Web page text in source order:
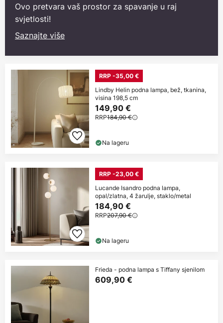
Ovo pretvara vaš prostor za spavanje u raj
svjetlosti!
Saznajte više
RRP -35,00 €
Lindby Helin podna lampa, bež, tkanina,
visina 198,5 cm
149,90 €
RRP184,90 €
Na lageru
RRP -23,00 €
Lucande Isandro podna lampa,
opal/zlatna, 4 žarulje, staklo/metal
184,90 €
RRP207,90 €
Na lageru
Frieda - podna lampa s Tiffany sjenilom
609,90 €